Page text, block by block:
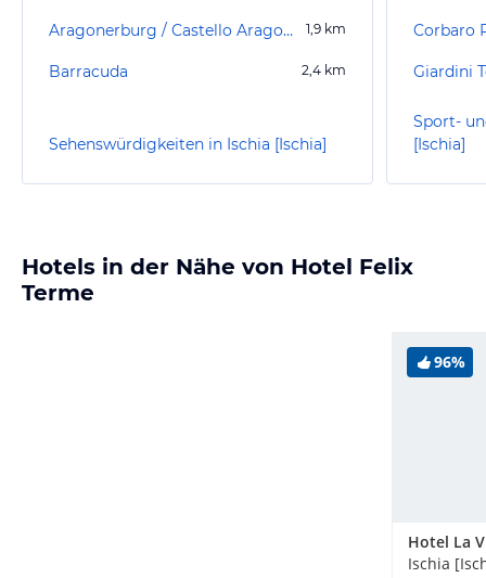
Aragonerburg / Castello Aragonese 1,9 km
Barracuda 2,4 km
Sehenswürdigkeiten in Ischia [Ischia]
Corbaro
Sport-
[Ischia]
Hotels in der Nähe von Hotel Felix
Terme
96%
Ischia